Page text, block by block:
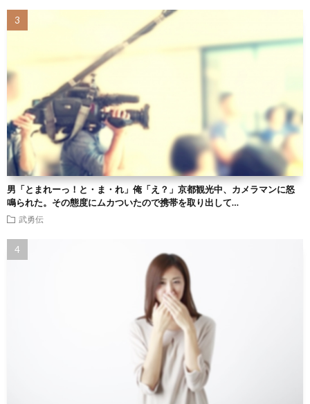
男「とまれーっ！と・ま・れ」俺「え？」京都観光中、カメラマンに怒
鳴られた。その態度にムカついたので携帯を取り出して…
武勇伝